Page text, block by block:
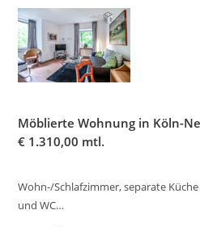
Möblierte Wohnung in Köln-
€ 1.310,00 mtl.
Wohn-/Schlafzimmer, separate
und WC…